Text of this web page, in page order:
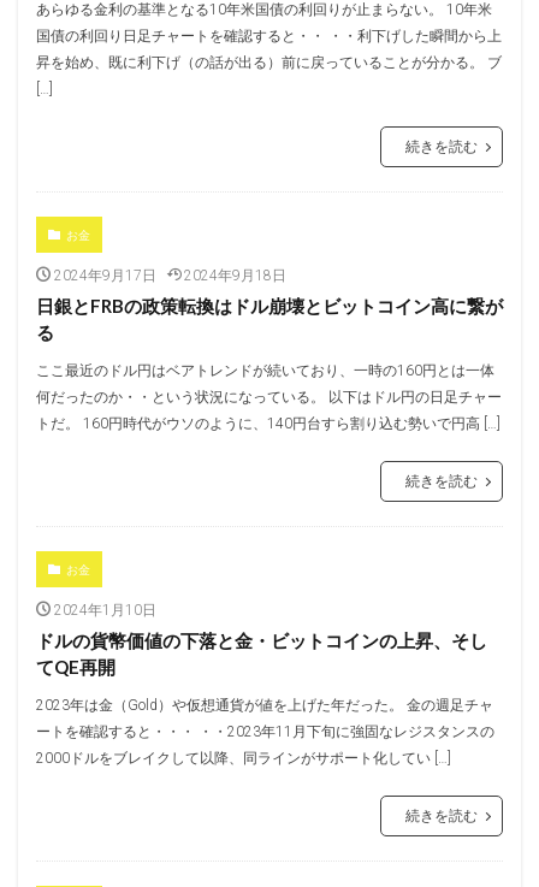
あらゆる金利の基準となる10年米国債の利回りが止まらない。 10年米
国債の利回り日足チャートを確認すると・・ ・・利下げした瞬間から上
昇を始め、既に利下げ（の話が出る）前に戻っていることが分かる。 ブ
[…]
続きを読む
お金
2024年9月17日 2024年9月18日
日銀とFRBの政策転換はドル崩壊とビットコイン高に繋が
る
ここ最近のドル円はベアトレンドが続いており、一時の160円とは一体
何だったのか・・という状況になっている。 以下はドル円の日足チャー
トだ。 160円時代がウソのように、140円台すら割り込む勢いで円高 […]
続きを読む
お金
2024年1月10日
ドルの貨幣価値の下落と金・ビットコインの上昇、そし
てQE再開
2023年は金（Gold）や仮想通貨が値を上げた年だった。 金の週足チャ
ートを確認すると・・・ ・・2023年11月下旬に強固なレジスタンスの
2000ドルをブレイクして以降、同ラインがサポート化してい […]
続きを読む